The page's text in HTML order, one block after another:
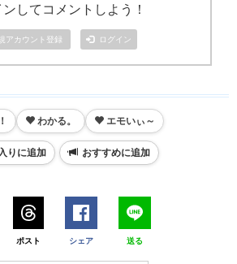
ンしてコメントしよう！
アカウント登録 ログイン
わかる。 エモいぃ～
りに追加 おすすめに追加
ポスト シェア 送る